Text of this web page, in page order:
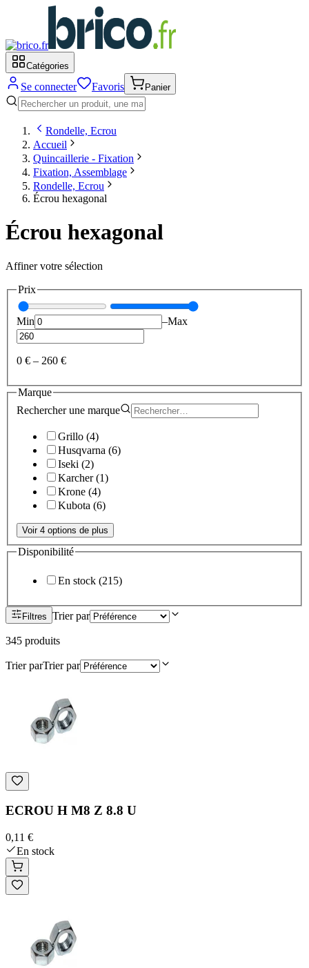
Catégories
Se connecter Favoris Panier
Rondelle, Ecrou
Accueil
Quincaillerie - Fixation
Fixation, Assemblage
Rondelle, Ecrou
Écrou hexagonal
Écrou hexagonal
Affiner votre sélection
Prix
Min –Max
0 € – 260 €
Marque
Rechercher une marque
Grillo (4)
Husqvarna (6)
Iseki (2)
Karcher(1)
Krone (4)
Kubota (6)
Voir 4 options de plus
Disponibilité
En stock (215)
Filtres Trier par
345 produits
Trier parTrier par
ECROU H M8 Z 8.8 U
0,11 €
En stock